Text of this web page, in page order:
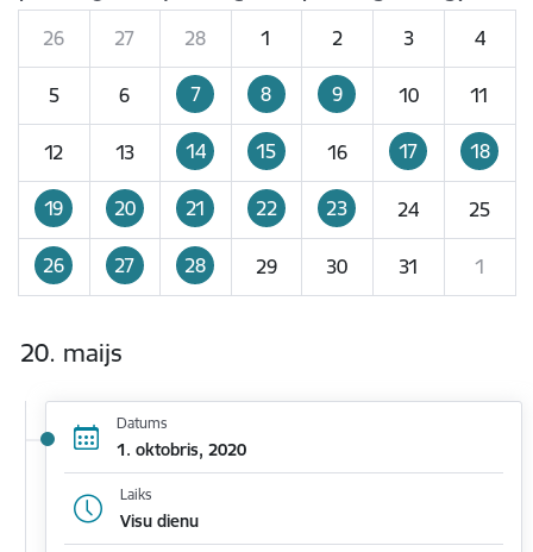
26
27 28 1 2 3 4
5 6 7 8 9 10 11
12 13 14 15 16 17 18
19 20 21 22 23 24 25
26 27 28 29 30 31 1
20. maijs
Datums
1. oktobris, 2020
Laiks
Visu dienu